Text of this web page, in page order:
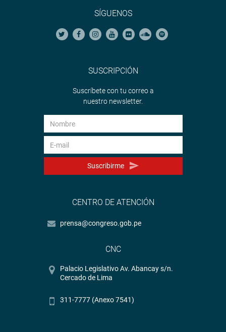
SÍGUENOS
SUSCRIPCIÓN
Suscríbete con tu correo a
nuestro newsletter.
Suscribirme
CENTRO DE ATENCIÓN
prensa@congreso.gob.pe
CNC
Palacio Legislativo Av. Abancay s/n.
Cercado de Lima
311-7777 (Anexo 7541)